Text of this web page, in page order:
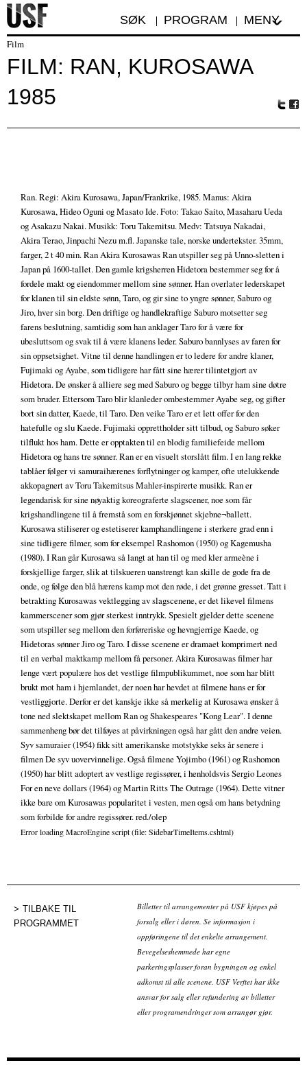
SØK PROGRAM MENY
Film
FILM: RAN, KUROSAWA
1985
Ran. Regi: Akira Kurosawa, Japan/Frankrike, 1985. Manus: Akira
Kurosawa, Hideo Oguni og Masato Ide. Foto: Takao Saito, Masaharu Ueda
og Asakazu Nakai. Musikk: Toru Takemitsu. Medv: Tatsuya Nakadai,
Akira Terao, Jinpachi Nezu m.fl. Japanske tale, norske undertekster. 35mm,
farger, 2 t 40 min. Ran Akira Kurosawas Ran utspiller seg på Unno-sletten i
Japan på 1600-tallet. Den gamle krigsherren Hidetora bestemmer seg for å
fordele makt og eiendommer mellom sine sønner. Han overlater lederskapet
for klanen til sin eldste sønn, Taro, og gir sine to yngre sønner, Saburo og
Jiro, hver sin borg. Den driftige og handlekraftige Saburo motsetter seg
farens beslutning, samtidig som han anklager Taro for å være for
ubesluttsom og svak til å være klanens leder. Saburo bannlyses av faren for
sin oppsetsighet. Vitne til denne handlingen er to ledere for andre klaner,
Fujimaki og Ayabe, som tidligere har fått sine hærer tilintetgjort av
Hidetora. De ønsker å alliere seg med Saburo og begge tilbyr ham sine døtre
som bruder. Ettersom Taro blir klanleder ombestemmer Ayabe seg, og gifter
bort sin datter, Kaede, til Taro. Den veike Taro er et lett offer for den
hatefulle og slu Kaede. Fujimaki opprettholder sitt tilbud, og Saburo søker
tilflukt hos ham. Dette er opptakten til en blodig familiefeide mellom
Hidetora og hans tre sønner. Ran er en visuelt storslått film. I en lang rekke
tablåer følger vi samuraihærenes forflytninger og kamper, ofte utelukkende
akkopagnert av Toru Takemitsus Mahler-inspirerte musikk. Ran er
legendarisk for sine nøyaktig koreograferte slagscener, noe som får
krigshandlingene til å fremstå som en forskjønnet skjebne¬ballett.
Kurosawa stiliserer og estetiserer kamphandlingene i sterkere grad enn i
sine tidligere filmer, som for eksempel Rashomon (1950) og Kagemusha
(1980). I Ran går Kurosawa så langt at han til og med kler armeène i
forskjellige farger, slik at tilskueren uanstrengt kan skille de gode fra de
onde, og følge den blå hærens kamp mot den røde, i det grønne gresset. Tatt i
betrakting Kurosawas vektlegging av slagscenene, er det likevel filmens
kammerscener som gjør sterkest inntrykk. Spesielt gjelder dette scenene
som utspiller seg mellom den forføreriske og hevngjerrige Kaede, og
Hidetoras sønner Jiro og Taro. I disse scenene er dramaet komprimert ned
til en verbal maktkamp mellom få personer. Akira Kurosawas filmer har
lenge vært populære hos det vestlige filmpublikummet, noe som har blitt
brukt mot ham i hjemlandet, der noen har hevdet at filmene hans er for
vestliggjorte. Derfor er det kanskje ikke så merkelig at Kurosawa ønsker å
tone ned slektskapet mellom Ran og Shakespeares "Kong Lear". I denne
sammenheng bør det tilføyes at påvirkningen også har gått den andre veien.
Syv samuraier (1954) fikk sitt amerikanske motstykke seks år senere i
filmen De syv uovervinnelige. Også filmene Yojimbo (1961) og Rashomon
(1950) har blitt adoptert av vestlige regissører, i henholdsvis Sergio Leones
For en neve dollars (1964) og Martin Ritts The Outrage (1964). Dette vitner
ikke bare om Kurosawas popularitet i vesten, men også om hans betydning
som forbilde for andre regissører. red./olep
Error loading MacroEngine script (file: SidebarTimeItems.cshtml)
TILBAKE TIL
PROGRAMMET
Billetter til arrangementer på USF kjøpes på
forsalg eller i døren. Se informasjon i
oppføringene til det enkelte arrangement.
Bevegelseshemmede har egne
parkeringsplasser foran bygningen og enkel
adkomst til alle scenene. USF Verftet har ikke
ansvar for salg eller refundering av billetter
eller programendringer som arrangør gjør.